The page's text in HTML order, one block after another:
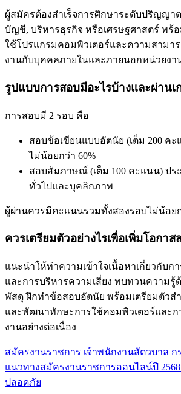
ผู้สมัครต้องสำเร็จการศึกษาระดับปริญญา
บัญชี, บริหารธุรกิจ หรือเศรษฐศาสตร์ พร้
ใช้โปรแกรมคอมพิวเตอร์และความสามา
งานกับบุคคลภายในและภายนอกหน่วยงา
รูปแบบการสอบมีอะไรบ้างและผ่าน
การสอบมี 2 รอบ คือ
สอบข้อเขียนแบบอัตนัย (เต็ม 200 ค
ไม่น้อยกว่า 60%
สอบสัมภาษณ์ (เต็ม 100 คะแนน) ปร
ทั่วไปและบุคลิกภาพ
ผู้ผ่านควรมีคะแนนรวมทั้งสองรอบไม่น้อยก
ควรเตรียมตัวอย่างไรเพื่อเพิ่มโอกา
แนะนำให้ทำความเข้าใจเนื้อหาเกี่ยวกับก
และการบริหารความเสี่ยง ทบทวนความรู้
พัสดุ ฝึกทำข้อสอบอัตนัย พร้อมเตรียมตัว
และพัฒนาทักษะการใช้คอมพิวเตอร์และก
งานอย่างต่อเนื่อง
แนะแนว
เรื่อง
สมัครงานราชการ เจ้าพนักงานสัตวบาล ก
แนวทางสมัครงานราชการออนไลน์ปี
ปลอดภัย